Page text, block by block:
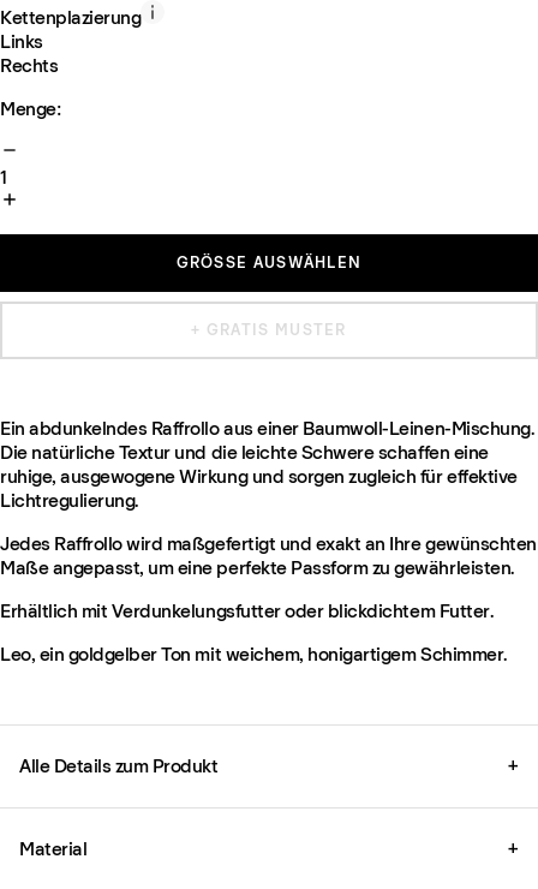
Kettenplazierung
Links
Rechts
Menge:
1
GRÖSSE AUSWÄHLEN
+ GRATIS MUSTER
Ein abdunkelndes Raffrollo aus einer Baumwoll-Leinen-Mischung.
Die natürliche Textur und die leichte Schwere schaffen eine
ruhige, ausgewogene Wirkung und sorgen zugleich für effektive
Lichtregulierung.
Jedes Raffrollo wird maßgefertigt und exakt an Ihre gewünschten
Maße angepasst, um eine perfekte Passform zu gewährleisten.
Erhältlich mit Verdunkelungsfutter oder blickdichtem Futter.
Leo, ein goldgelber Ton mit weichem, honigartigem Schimmer.
Alle Details zum Produkt +
Material +